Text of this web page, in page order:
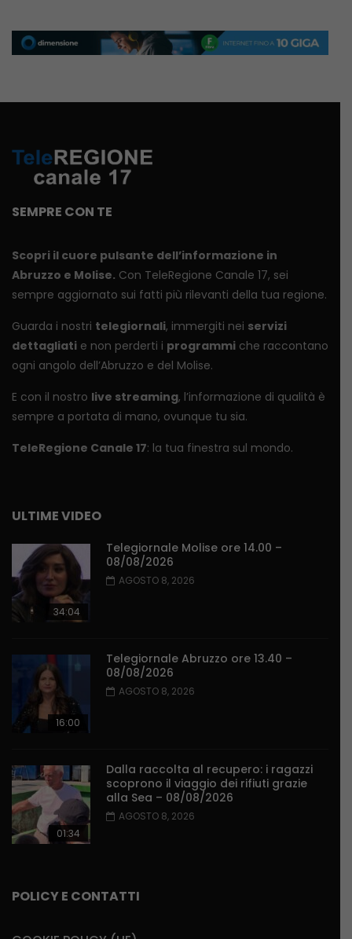
SEMPRE CON TE
Scopri il cuore pulsante dell’informazione in
Abruzzo e Molise. Con TeleRegione Canale 17, sei
sempre aggiornato sui fatti più rilevanti della tua regione.
Guarda i nostri telegiornali, immergiti nei servizi
dettagliati e non perderti i programmi che raccontano
ogni angolo dell’Abruzzo e del Molise.
E con il nostro live streaming, l’informazione di qualità è
sempre a portata di mano, ovunque tu sia.
TeleRegione Canale 17: la tua finestra sul mondo.
ULTIME VIDEO
34:04
Telegiornale Molise ore 14.00 –
08/08/2026
AGOSTO 8, 2026
16:00
Telegiornale Abruzzo ore 13.40 –
08/08/2026
AGOSTO 8, 2026
01:34
Dalla raccolta al recupero: i ragazzi
scoprono il viaggio dei rifiuti grazie
alla Sea – 08/08/2026
AGOSTO 8, 2026
POLICY E CONTATTI